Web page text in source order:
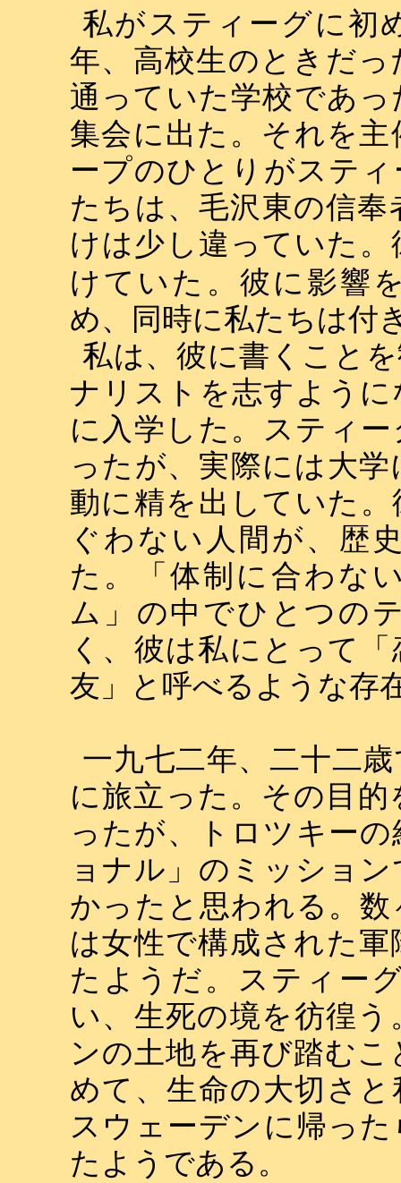
私がスティーグに初
年、高校生のときだ
通っていた学校であ
集会に出た。それを
ープのひとりがステ
たちは、毛沢東の信
けは少し違っていた
けていた。彼に影響
め、同時に私たちは付
私は、彼に書くこと
ナリストを志すよう
に入学した。スティ
ったが、実際には大
動に精を出していた
ぐわない人間が、歴
た。「体制に合わな
ム」の中でひとつの
く、彼は私にとって
友」と呼べるような存
一九七二年、二十二
に旅立った。その目
ったが、トロツキー
ョナル」のミッショ
かったと思われる。
は女性で構成された
たようだ。スティー
い、生死の境を彷徨
ンの土地を再び踏む
めて、生命の大切さ
スウェーデンに帰っ
たようである。